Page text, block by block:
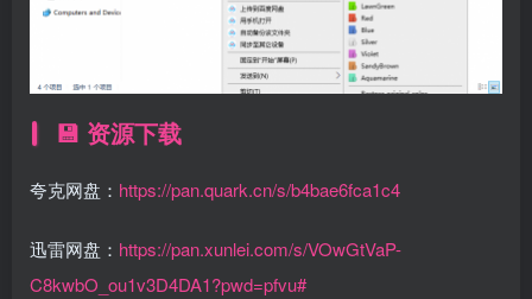
💾 资源下载
夸克网盘： https://pan.quark.cn/s/b4bae6fca1c4
迅雷网盘： https://pan.xunlei.com/s/VOwGtVaP-
C8kwbO_ou1v3D4DA1?pwd=pfvu#